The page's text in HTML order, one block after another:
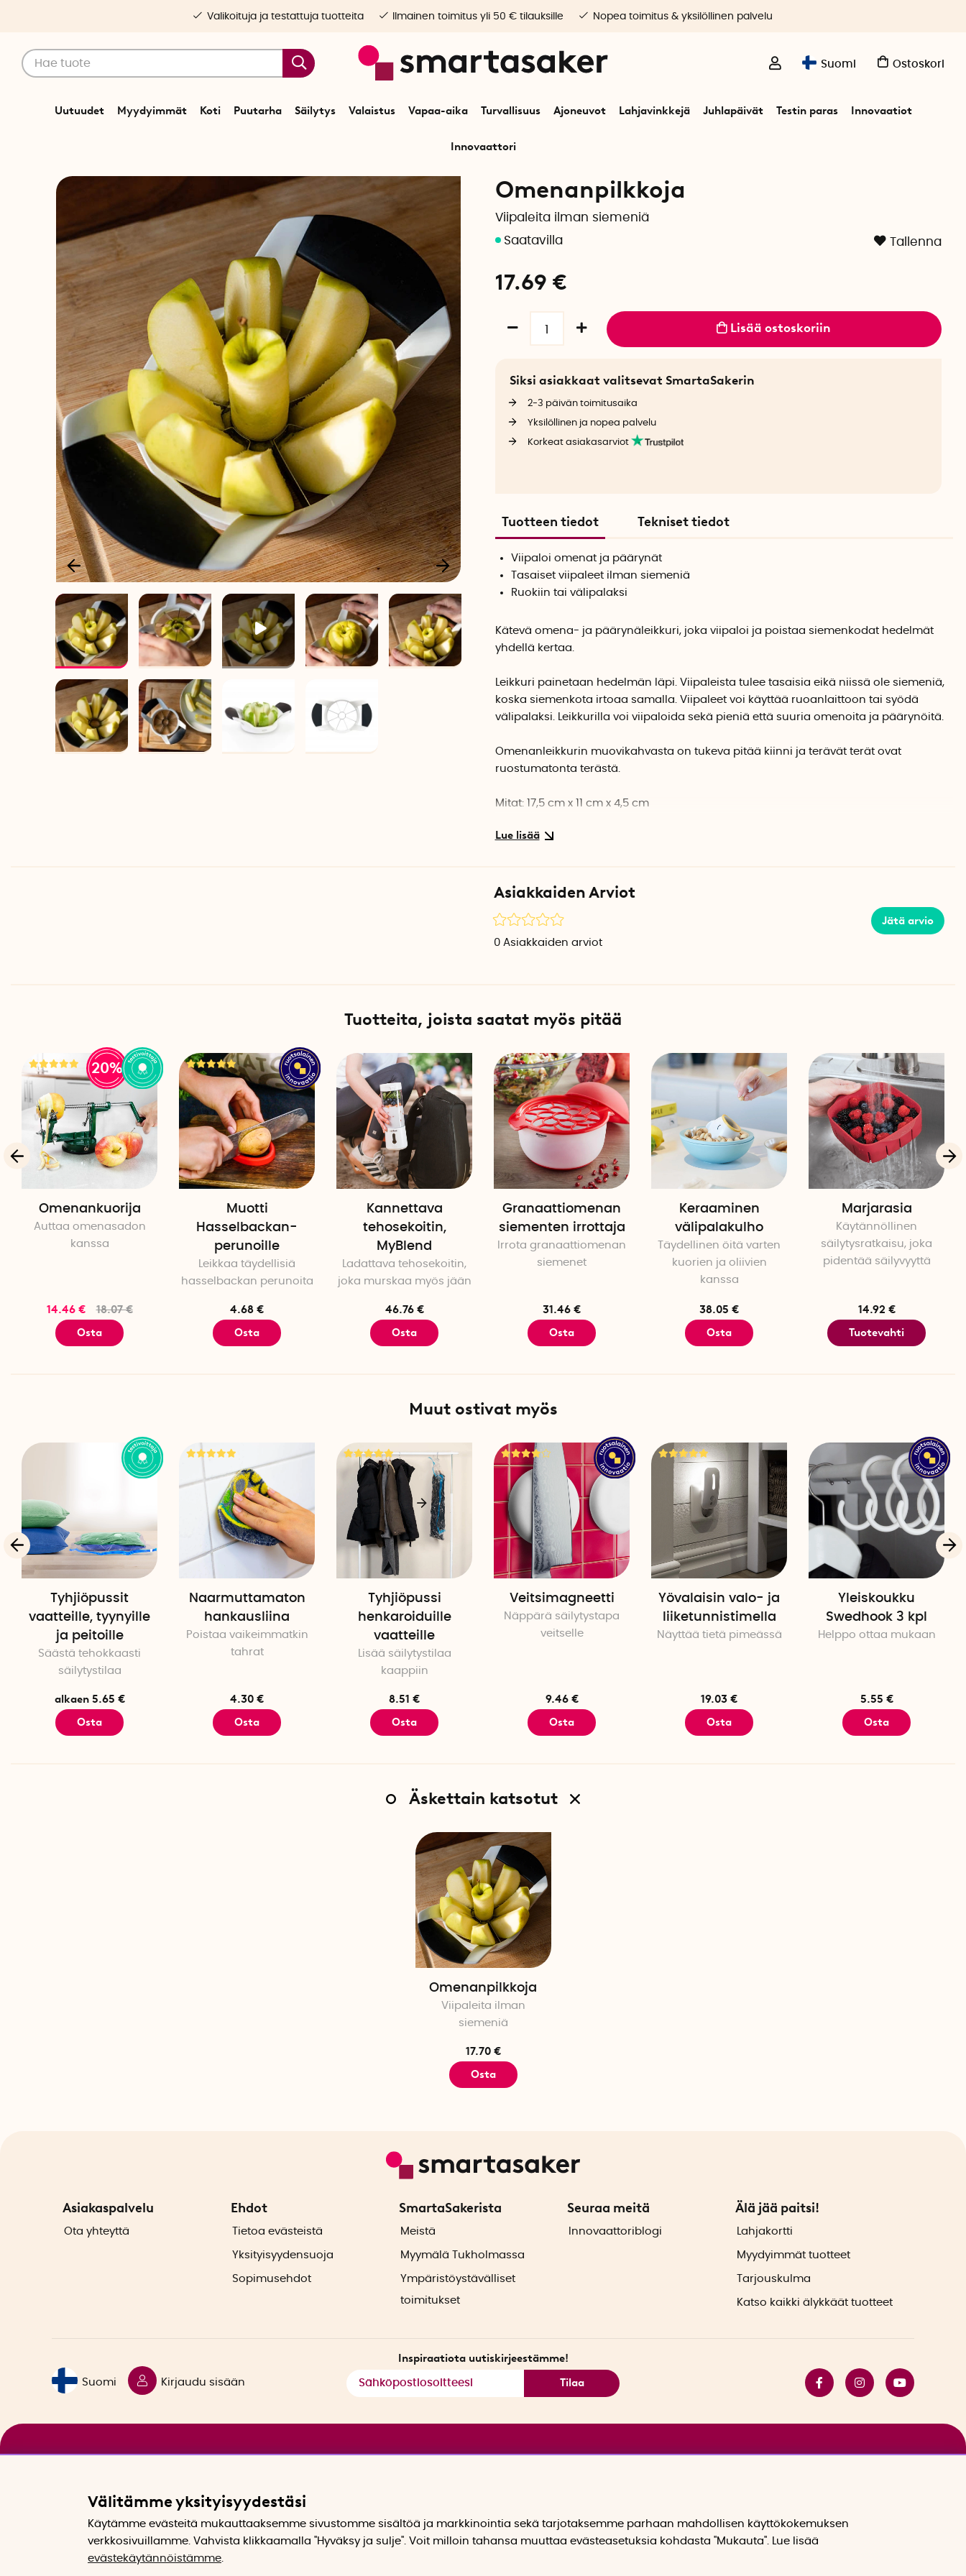
Suomi Ostoskori
Uutuudet Myydyimmät Koti Puutarha Säilytys Valaistus Vapaa-aika Turvallisuus Ajoneuvot Lahjavinkkejä Juhlapäivät Testin paras Innovaatiot
Innovaattori
Valikoituja ja testattuja tuotteita Ilmainen toimitus yli 50 € tilauksille Nopea toimitus & yksilöllinen palvelu
Keittiötarvikkeet
Omenanpilkkoja
Viipaleita ilman siemeniä
Tallenna
17.69 €
Lisää ostoskoriin
Siksi asiakkaat valitsevat SmartaSakerin
2-3 päivän toimitusaika
Yksilöllinen ja nopea palvelu
Korkeat asiakasarviot
Tuotteen tiedot Tekniset tiedot
Viipaloi omenat ja päärynät
Tasaiset viipaleet ilman siemeniä
Ruokiin tai välipalaksi
Kätevä omena- ja päärynäleikkuri, joka viipaloi ja poistaa siemenkodat hedelmät
yhdellä kertaa.
Leikkuri painetaan hedelmän läpi. Viipaleista tulee tasaisia eikä niissä ole siemeniä,
koska siemenkota irtoaa samalla. Viipaleet voi käyttää ruoanlaittoon tai syödä
välipalaksi. Leikkurilla voi viipaloida sekä pieniä että suuria omenoita ja päärynöitä.
Omenanleikkurin muovikahvasta on tukeva pitää kiinni ja terävät terät ovat
ruostumatonta terästä.
Mitat: 17,5 cm x 11 cm x 4,5 cm
Asiakkaiden Arviot
Jätä arvio
0 Asiakkaiden arviot
Tuotteita, joista saatat myös pitää
20%
Omenankuorija
Auttaa omenasadon
kanssa
14.46 €
18.07 €
Osta
Muotti
Hasselbackan-
perunoille
Leikkaa täydellisiä
hasselbackan perunoita
4.68 €
Osta
Kannettava
tehosekoitin,
MyBlend
Ladattava tehosekoitin,
joka murskaa myös jään
46.76 €
Osta
Granaattiomenan
siementen irrottaja
Irrota granaattiomenan
siemenet
31.46 €
Osta
Keraaminen
välipalakulho
Täydellinen öitä varten
kuorien ja oliivien
kanssa
38.05 €
Osta
Marjarasia
Käytännöllinen
säilytysratkaisu, joka
pidentää säilyvyyttä
14.92 €
Tuotevahti
Muut ostivat myös
Tyhjiöpussit
vaatteille, tyynyille
ja peitoille
Säästä tehokkaasti
säilytystilaa
alkaen 5.65 €
Osta
Naarmuttamaton
hankausliina
Poistaa vaikeimmatkin
tahrat
4.30 €
Osta
Tyhjiöpussi
henkaroiduille
vaatteille
Lisää säilytystilaa
kaappiin
8.51 €
Osta
Veitsimagneetti
Näppärä säilytystapa
veitselle
9.46 €
Osta
Yövalaisin valo- ja
liiketunnistimella
Näyttää tietä pimeässä
19.03 €
Osta
Yleiskoukku
Swedhook 3 kpl
Helppo ottaa mukaan
5.55 €
Osta
Äskettain katsotut
Omenanpilkkoja
Viipaleita ilman
siemeniä
17.70 €
Osta
Asiakaspalvelu
Ota yhteyttä
Ehdot
Tietoa evästeistä
Yksityisyydensuoja
Sopimusehdot
SmartaSakerista
Meistä
Myymälä Tukholmassa
Ympäristöystävälliset
toimitukset
Seuraa meitä
Innovaattoriblogi
Älä jää paitsi!
Lahjakortti
Myydyimmät tuotteet
Tarjouskulma
Katso kaikki älykkäät tuotteet
Suomi Kirjaudu sisään
Inspiraatiota uutiskirjeestämme!
Tilaa
Välitämme yksityisyydestäsi
Käytämme evästeitä mukauttaaksemme sivustomme sisältöä ja markkinointia sekä tarjotaksemme parhaan mahdollisen käyttökokemuksen
verkkosivuillamme. Vahvista klikkaamalla "Hyväksy ja sulje". Voit milloin tahansa muuttaa evästeasetuksia kohdasta "Mukauta". Lue lisää
evästekäytännöistämme